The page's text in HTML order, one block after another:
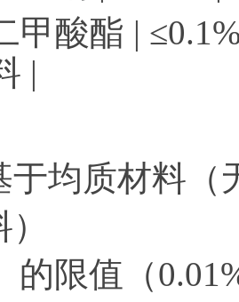
甲酸酯 |
|
于均质材料
的限值（